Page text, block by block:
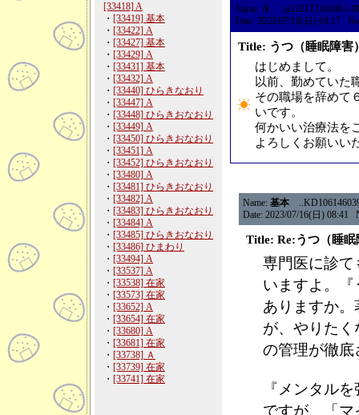
[33418] A
・ [33419] 基本
・ [33422] A
・ [33427] 基本
・ [33429] A
・ [33431] 基本
・ [33432] A
・ [33440] ひらきなおり
・ [33447] A
・ [33448] ひらきおなおり
・ [33449] A
・ [33450] ひらきおなおり
・ [33451] A
・ [33452] ひらきおなおり
・ [33480] A
・ [33481] ひらきおなおり
・ [33482] A
・ [33483] ひらきおなおり
・ [33484] A
・ [33485] ひらきおなおり
・ [33486] ひまわり
・ [33494] A
・ [33537] A
・ [33538] 在家
・ [33573] 在家
・ [33652] A
・ [33654] 在家
・ [33680] A
・ [33681] 在家
・ [33738] Ａ
・ [33739] 在家
・ [33741] 在家
Name: A
Date: 2023/07/16(日) 04:17
Title: うつ（睡眠障害
はじめまして。
以前、勤めていた
その職場を辞めて
いです。
何かいい治療法を
よろしくお願いい
Name: 基本
Date: 2023/07/16(日) 08:41
Title: Re:うつ（睡
専門医に診
いますよ。
ありますか
が、やりた
の管理が徹
『メンタル
ですが、「